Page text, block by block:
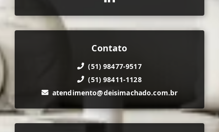
Contato
(51) 98477-9517
(51) 98411-1128
atendimento@deisimachado.com.br